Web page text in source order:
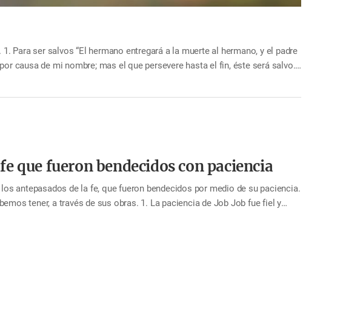
Para ser salvos “El hermano entregará a la muerte al hermano, y el padre
causa de mi nombre; mas el que persevere hasta el fin, éste será salvo.”
recibir la bendición…
que fueron bendecidos con paciencia
antepasados de la fe, que fueron bendecidos por medio de su paciencia.
tener, a través de sus obras. 1. La paciencia de Job Job fue fiel y